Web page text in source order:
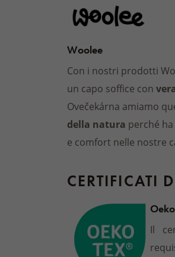
Woolee
Con i nostri prodotti
un capo soffice con
Ovečekárna amiamo
della natura perché
e comfort nelle nostre
CERTIFICATI
Il